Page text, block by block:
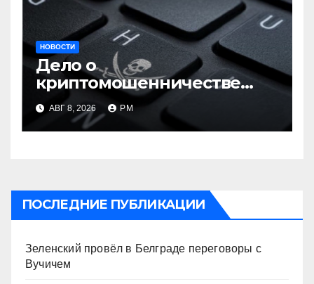
НОВОСТИ
Дело о
криптомошенничестве
оборачивают в содействие
терроризму
АВГ 8, 2026 РМ
ПОСЛЕДНИЕ ПУБЛИКАЦИИ
Зеленский провёл в Белграде переговоры с
Вучичем